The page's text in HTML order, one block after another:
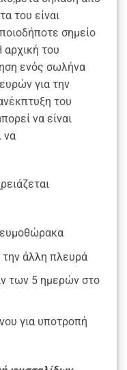
του είναι
σημείο
του
ενός σωλήνα
για την
του
να είναι
να
την άλλη πλευρά
των 5 ημερών στο
για υποτροπή